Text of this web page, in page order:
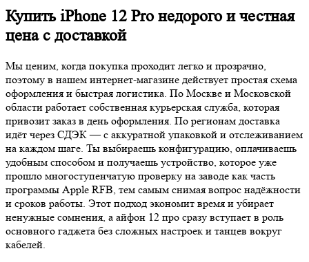
Купить iPhone 12 Pro недорого и честная
цена с доставкой
Мы ценим, когда покупка проходит легко и прозрачно,
поэтому в нашем интернет-магазине действует простая схема
оформления и быстрая логистика. По Москве и Московской
области работает собственная курьерская служба, которая
привозит заказ в день оформления. По регионам доставка
идёт через СДЭК — с аккуратной упаковкой и отслеживанием
на каждом шаге. Ты выбираешь конфигурацию, оплачиваешь
удобным способом и получаешь устройство, которое уже
прошло многоступенчатую проверку на заводе как часть
программы Apple RFB, тем самым снимая вопрос надёжности
и сроков работы. Этот подход экономит время и убирает
ненужные сомнения, а айфон 12 про сразу вступает в роль
основного гаджета без сложных настроек и танцев вокруг
кабелей.